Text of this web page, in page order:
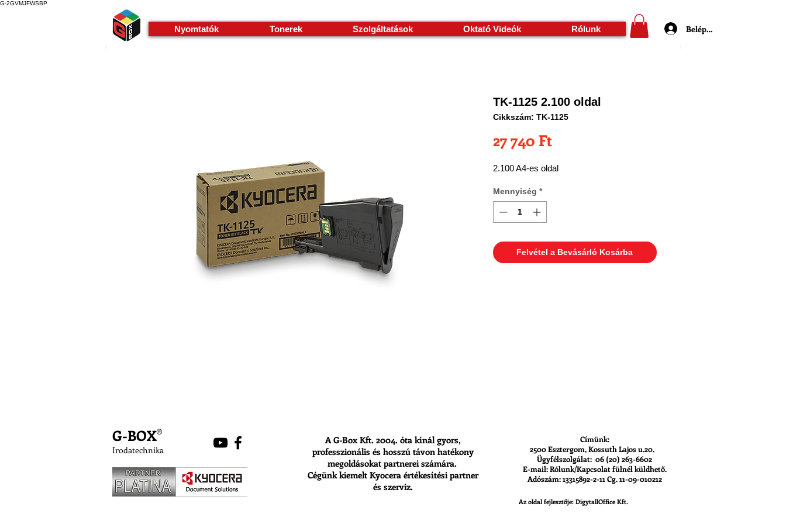
G-2GVMJFWSBP
Nyomtatók Tonerek Szolgáltatások Oktató Videók Rólunk Belépés
TK-1125 2.100 oldal
Cikkszám: TK-1125
27 740 FtÁr
2.100 A4-es oldal
Mennyiség *
Felvétel a Bevásárló Kosárba
G-BOX®
Irodatechnika
A G-Box Kft. 2004. óta kínál gyors,
professzionális és hosszú távon hatékony
megoldásokat partnerei számára.
Cégünk kiemelt Kyocera értékesítési partner
és szerviz.
Címünk:
2500 Esztergom, Kossuth Lajos u.20.
Ügyfélszolgálat: 06 (20) 263-6602
E-mail: Rólunk/Kapcsolat fülnél küldhető.
Adószám: 13315892-2-11 Cg. 11-09-010212
Az oldal fejlesztője: DigytallOffice Kft.